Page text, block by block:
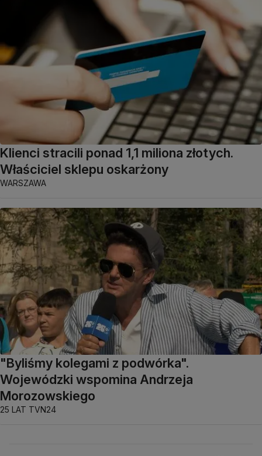
Klienci stracili ponad 1,1 miliona złotych.
Właściciel sklepu oskarżony
WARSZAWA
"Byliśmy kolegami z podwórka".
Wojewódzki wspomina Andrzeja
Morozowskiego
25 LAT TVN24